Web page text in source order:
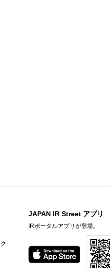
結）
取得に関するお知らせ
)
JAPAN IR Street アプリ
IRポータルアプリが登場。